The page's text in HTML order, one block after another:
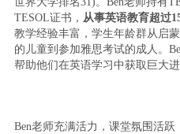
TESOL证书， 从事英语教育超过
教学经验丰富，学生年龄群从启
的儿童到参加雅思考试的成人。
帮助他们在英语学习中获取巨大进
Ben老师充满活力，课堂氛围活跃